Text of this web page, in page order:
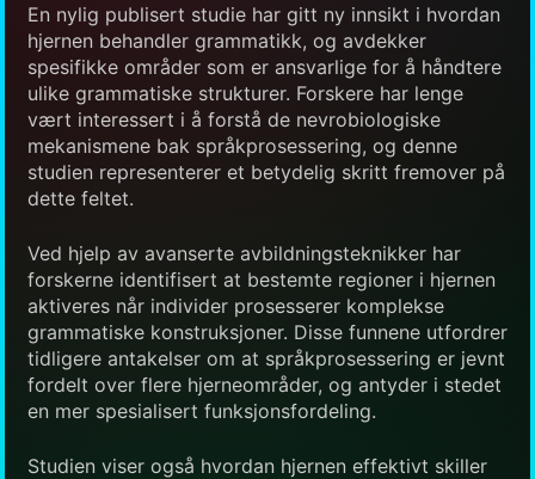
En nylig publisert studie har gitt ny innsikt i hvordan
hjernen behandler grammatikk, og avdekker
spesifikke områder som er ansvarlige for å håndtere
ulike grammatiske strukturer. Forskere har lenge
vært interessert i å forstå de nevrobiologiske
mekanismene bak språkprosessering, og denne
studien representerer et betydelig skritt fremover på
dette feltet.
Ved hjelp av avanserte avbildningsteknikker har
forskerne identifisert at bestemte regioner i hjernen
aktiveres når individer prosesserer komplekse
grammatiske konstruksjoner. Disse funnene utfordrer
tidligere antakelser om at språkprosessering er jevnt
fordelt over flere hjerneområder, og antyder i stedet
en mer spesialisert funksjonsfordeling.
Studien viser også hvordan hjernen effektivt skiller